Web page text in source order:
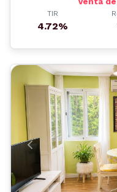
TIR
4.72%
Anterior